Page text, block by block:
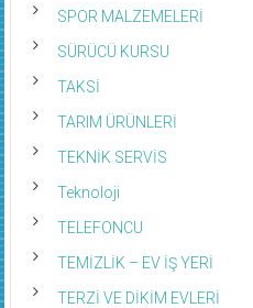
SPOR MALZEMELERİ
SÜRÜCÜ KURSU
TAKSİ
TARIM ÜRÜNLERİ
TEKNİK SERVİS
Teknoloji
TELEFONCU
TEMİZLİK – EV İŞ YERİ
TERZİ VE DİKİM EVLERİ